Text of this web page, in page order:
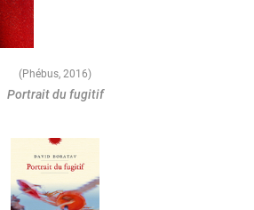
(Phébus, 2016)
Portrait du fugitif